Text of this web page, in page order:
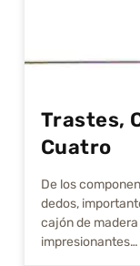
Trastes,
Cuatro
De los
dedos,
cajón de
impresionantes…